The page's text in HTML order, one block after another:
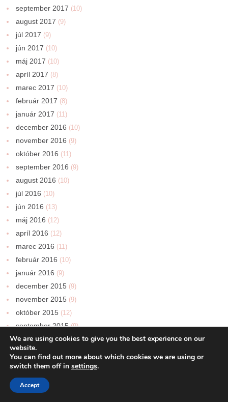
september 2017 (10)
august 2017 (9)
júl 2017 (9)
jún 2017 (10)
máj 2017 (10)
apríl 2017 (8)
marec 2017 (10)
február 2017 (8)
január 2017 (11)
december 2016 (10)
november 2016 (9)
október 2016 (11)
september 2016 (9)
august 2016 (10)
júl 2016 (10)
jún 2016 (13)
máj 2016 (12)
apríl 2016 (12)
marec 2016 (11)
február 2016 (10)
január 2016 (9)
december 2015 (9)
november 2015 (9)
október 2015 (12)
september 2015(9)
august 2015(4)
júl 2015
jún 2015(2)
máj 2015(6)
apríl 2015
We are using cookies to give you the best experience on our
website.
You can find out more about which cookies we are using or
switch them off in settings.
Accept